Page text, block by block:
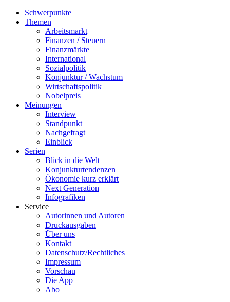
Schwerpunkte
Themen
Arbeitsmarkt
Finanzen / Steuern
Finanzmärkte
International
Sozialpolitik
Konjunktur / Wachstum
Wirtschaftspolitik
Nobelpreis
Meinungen
Interview
Standpunkt
Nachgefragt
Einblick
Serien
Blick in die Welt
Konjunkturtendenzen
Ökonomie kurz erklärt
Next Generation
Infografiken
Service
Autorinnen und Autoren
Druckausgaben
Über uns
Kontakt
Datenschutz/Rechtliches
Impressum
Vorschau
Die App
Abo